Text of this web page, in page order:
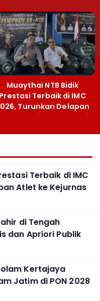
Muaythai NTB Bidik
Prestasi Terbaik di IMC
Turunkan Delapan
Atlet ke Kejurnas Bekasi
Terbaik di IMC
Atlet ke Kejurnas
di Tengah
dan Apriori Publik
Kertajaya
Jatim di PON 2028